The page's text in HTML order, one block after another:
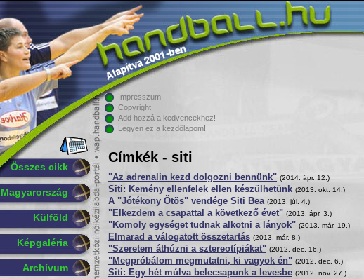
Összes cikk
Magyarország
Külföld
Képgaléria
Archívum
Impresszum
Copyright
Add hozzá a kedvencekhez!
Legyen ez a kezdőlapom!
Címkék - siti
"Az adrenalin kezd dolgozni bennünk" (2014. ápr. 12.)
Siti: Kemény ellenfelek ellen készülhetünk (2013. okt. 14.)
A "Jótékony Ötös" vendége Siti Bea (2013. júl. 4.)
"Elkezdem a csapattal a következő évet" (2013. ápr. 3.)
"Komoly egységet tudnak alkotni a lányok" (2013. már. 19.)
Elmarad a válogatott összetartás (2013. már. 8.)
"Szeretem áthúzni a sztereotípiákat" (2012. dec. 16.)
"Megpróbálom megmutatni, ki vagyok én" (2012. dec. 6.)
Siti: Egy hét múlva belecsapunk a levesbe (2012. nov. 27.)